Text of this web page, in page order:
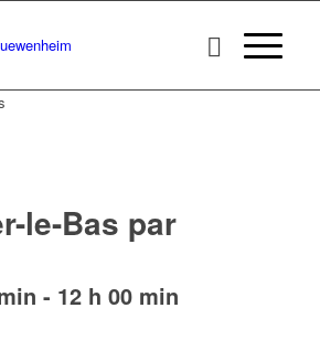
le-Bas par
- 12 h 00 min